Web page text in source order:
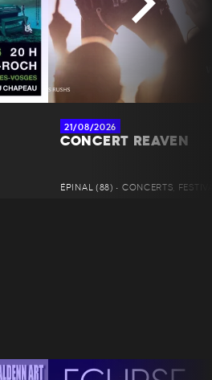
21/08/2026
CONCERT REAVEN
ÉPINAL (88) • CONCERTS,